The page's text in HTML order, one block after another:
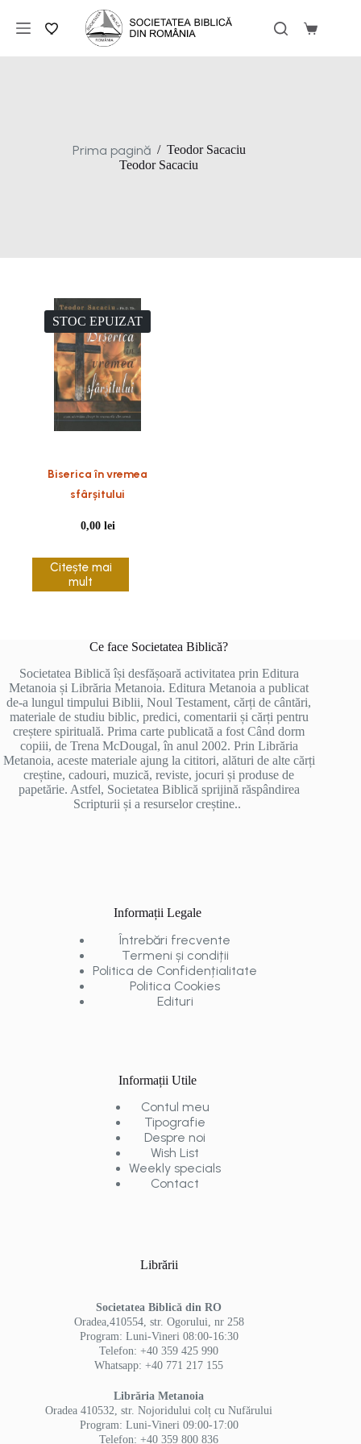
conținut
Coș
Prima pagină / Teodor Sacaciu
Teodor Sacaciu
STOC EPUIZAT
Biserica în vremea
sfârșitului
0,00 lei
Citește mai
mult
Ce face Societatea Biblică?
Societatea Biblică își desfășoară activitatea prin Editura
Metanoia și Librăria Metanoia. Editura Metanoia a publicat
de-a lungul timpului Biblii, Noul Testament, cărți de cântări,
materiale de studiu biblic, predici, comentarii și cărți pentru
creștere spirituală. Prima carte publicată a fost Când dorm
copiii, de Trena McDougal, în anul 2002. Prin Librăria
Metanoia, aceste materiale ajung la cititori, alături de alte cărți
creștine, cadouri, muzică, reviste, jocuri și produse de
papetărie. Astfel, Societatea Biblică sprijină răspândirea
Scripturii și a resurselor creștine..
Informații Legale
Întrebări frecvente
Termeni și condiții
Politica de Confidențialitate
Politica Cookies
Edituri
Informații Utile
Contul meu
Tipografie
Despre noi
Wish List
Weekly specials
Contact
Librării
Societatea Biblică din RO
Oradea,410554, str. Ogorului, nr 258
Program: Luni-Vineri 08:00-16:30
Telefon: +40 359 425 990
Whatsapp: +40 771 217 155
Librăria Metanoia
Oradea 410532, str. Nojoridului colț cu Nufărului
Program: Luni-Vineri 09:00-17:00
Telefon: +40 359 800 836